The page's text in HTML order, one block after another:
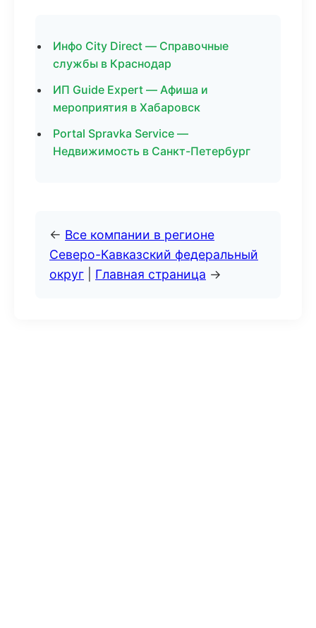
Инфо City Direct — Справочные
службы в Краснодар
ИП Guide Expert — Афиша и
мероприятия в Хабаровск
Portal Spravka Service —
Недвижимость в Санкт-Петербург
← Все компании в регионе
Северо-Кавказский федеральный
округ
Главная страница →